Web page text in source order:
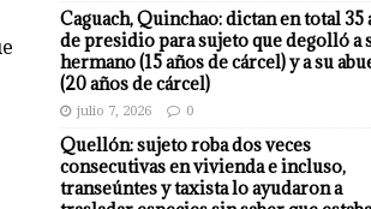
Caguach, Quinchao: dictan en total 35
de presidio para sujeto que degolló a
hermano (15 años de cárcel) y a su
(20 años de cárcel)
julio 7, 2026 0
Quellón: sujeto roba dos veces
consecutivas en vivienda e incluso,
transeúntes y taxista lo ayudaron a